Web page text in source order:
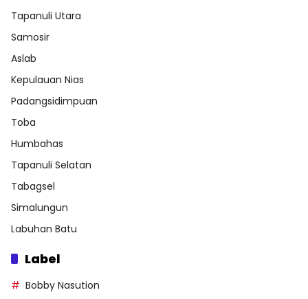
Tapanuli Utara
Samosir
Aslab
Kepulauan Nias
Padangsidimpuan
Toba
Humbahas
Tapanuli Selatan
Tabagsel
Simalungun
Labuhan Batu
Label
Bobby Nasution